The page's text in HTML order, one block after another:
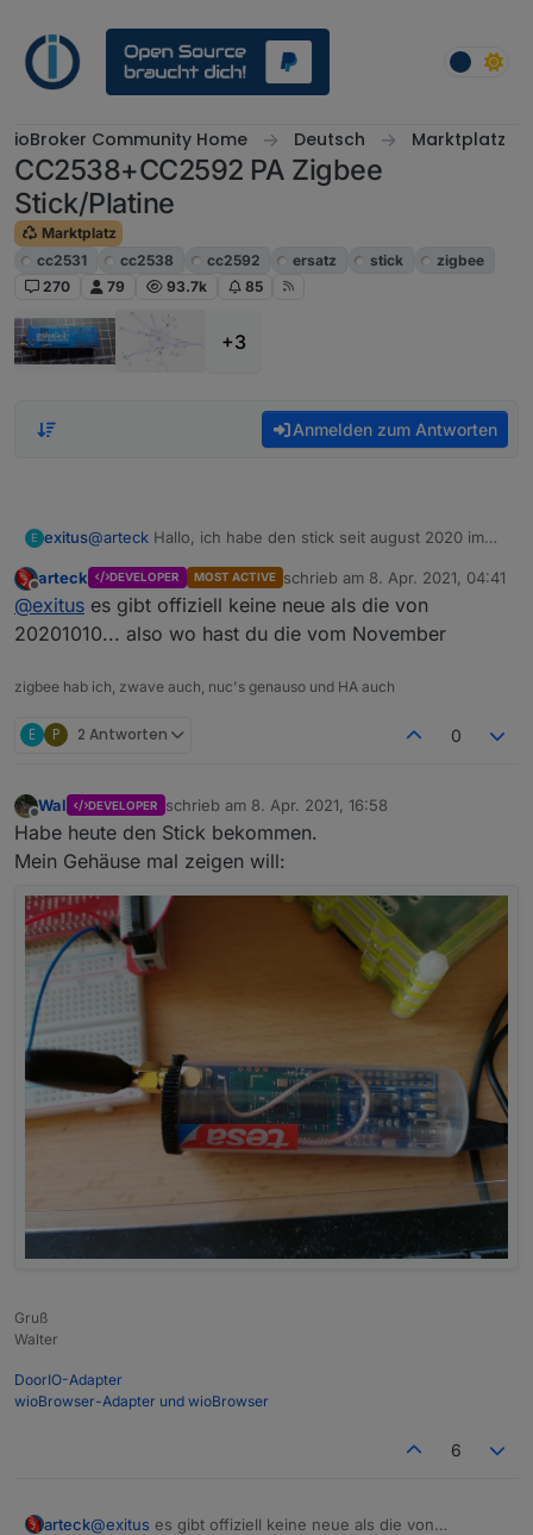
ioBroker Community Home Deutsch Marktplatz
CC2538+CC2592 PA Zigbee
Stick/Platine
Marktplatz
cc2531
cc2538 cc2592 ersatz stick
zigbee
270
79 93.7k 85
+3
Anmelden zum Antworten
E exitus@arteck Hallo, ich habe den stick seit august 2020 im
bekommen.
Mit der Reichweite hat sich verbessert. Mein Problem ist
ich habe 3 Tradfri Reapeter im Einsatz und Philips
muss ich es neu flashen lassen???
Offline
arteck DEVELOPER MOST ACTIVE schrieb am 8. Apr. 2021, 04:41
zuletzt editiert von
@exitus es gibt offiziell keine neue als die von
20201010... also wo hast du die vom November
zigbee hab ich, zwave auch, nuc's genauso und HA auch
E P 2 Antworten 0
Offline
Wal DEVELOPER schrieb am 8. Apr. 2021, 16:58
zuletzt editiert von
Habe heute den Stick bekommen.
Mein Gehäuse mal zeigen will:
Gruß
Walter
DoorIO-Adapter
wioBrowser-Adapter und wioBrowser
6
arteck@exitus es gibt offiziell keine neue als die von